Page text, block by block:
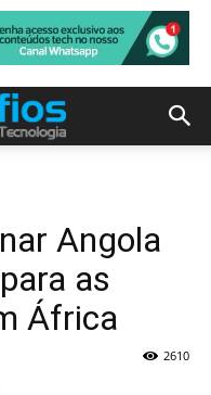
Angola
as
África
2610